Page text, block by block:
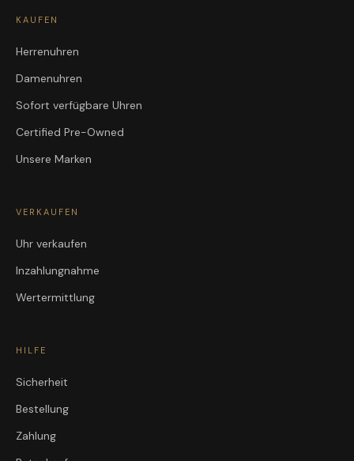
KAUFEN
Herrenuhren
Damenuhren
Sofort verfügbare Uhren
Certified Pre-Owned
Unsere Marken
VERKAUFEN
Uhr verkaufen
Inzahlungnahme
Wertermittlung
HILFE
Sicherheit
Bestellung
Zahlung